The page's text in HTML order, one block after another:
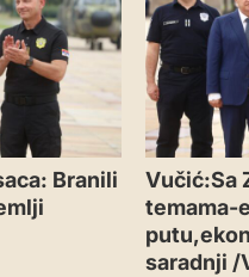
Branili
Vučić:Sa
temama-
saradnji /